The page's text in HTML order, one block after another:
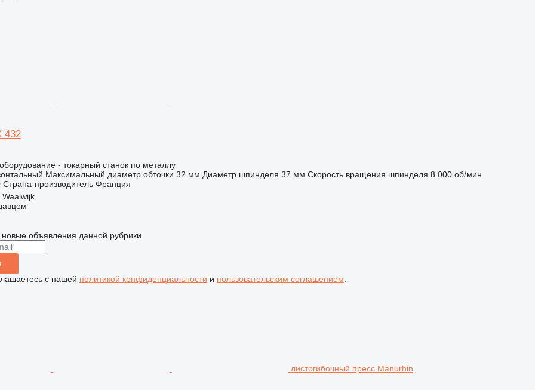
432
- токарный станок по металлу
Максимальный диаметр обточки 32 мм Диаметр шпинделя 37 мм Скорость вращения шпинделя 8 000 об/мин
Страна-производитель Франция
объявления данной рубрики
с нашей политикой конфиденциальности и пользовательским соглашением
листогибочный пресс Manurhin